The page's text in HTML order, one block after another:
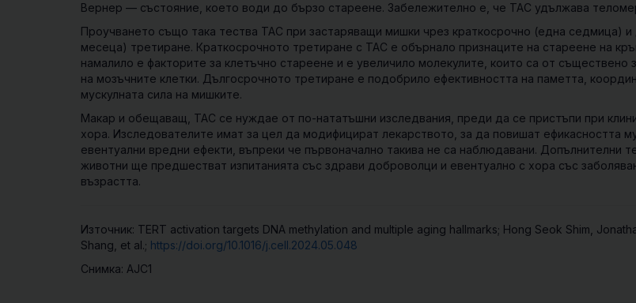
Вернер — състояние което води до бързо стареене. Забележително е, че TAC удължава
Проучването също така тества ТАС при застаряващи мишки чрез краткосрочно (една седмица)
месеца) третиране. Краткосрочното третиране с ТАС е обърнало признаците на стареене на
намалило е факторите за клетъчно стареене и е увеличило молекулите, които са от съществено
на мозъчните клетки. Дългосрочното третиране е подобрило ефективността на паметта,
мускулната сила на мишките.
Макар и обещаващ, TAC се нуждае от по-нататъшни изследвания, преди да се пристъпи при
хора. Изследователите имат за цел да модифицират лекарството, за да повишат ефикасността
евентуални вредни ефекти, въпреки че първоначално такива не са наблюдавани. Допълнителни
животни ще предшестват изпитанията със здрави доброволци и евентуално с хора със
възрастта.
Източник: TERT activation targets DNA methylation and multiple aging hallmarks; Hong Seok Shim,
Shang, еt al.; https://doi.org/10.1016/j.cell.2024.05.048
Снимка: AJC1